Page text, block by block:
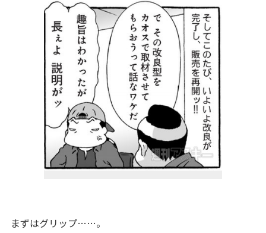
まずはグリップ……。